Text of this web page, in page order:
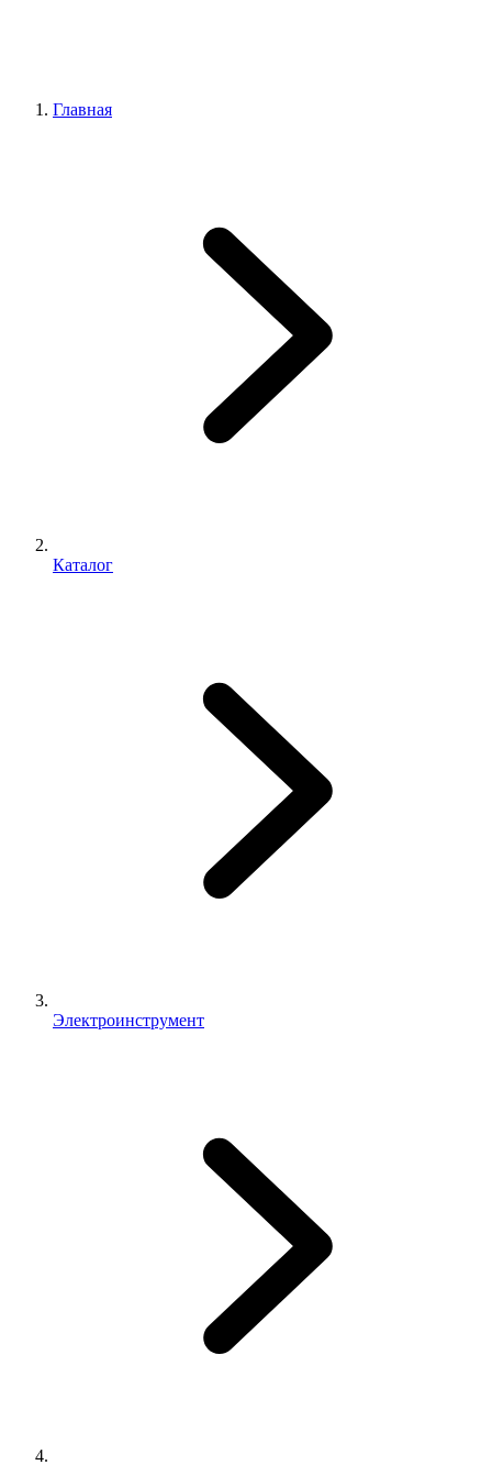
Главная
Каталог
Электроинструмент